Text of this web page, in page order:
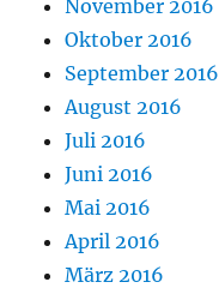
November 2016
Oktober 2016
September 2016
August 2016
Juli 2016
Juni 2016
Mai 2016
April 2016
März 2016